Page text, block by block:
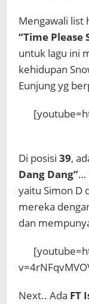
Mengawali list
“Time Please
untuk lagu ini
kehidupan
Eunjung yg
Di posisi 39,
Dang Dang”…
yaitu Simon D
mereka
dan
Next.. Ada FT